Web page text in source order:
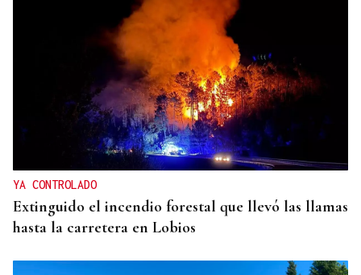
YA CONTROLADO
Extinguido el incendio forestal que llevó las llamas
hasta la carretera en Lobios